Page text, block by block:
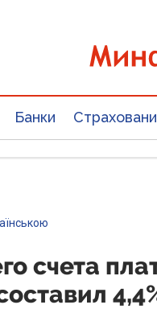
Банки
счета